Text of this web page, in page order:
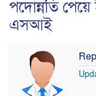
পদোন্নতি
এসআই